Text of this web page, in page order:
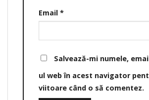
Email *
Salvează-mi numele,
ul web în acest navigator
viitoare când o să comentez.